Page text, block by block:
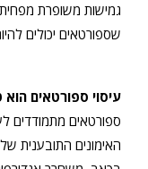
גמישות משופרת
שספורטאים יכולים
עיסוי ספורטאים הוא
ספורטאים מתמודדים
האימונים התובענית